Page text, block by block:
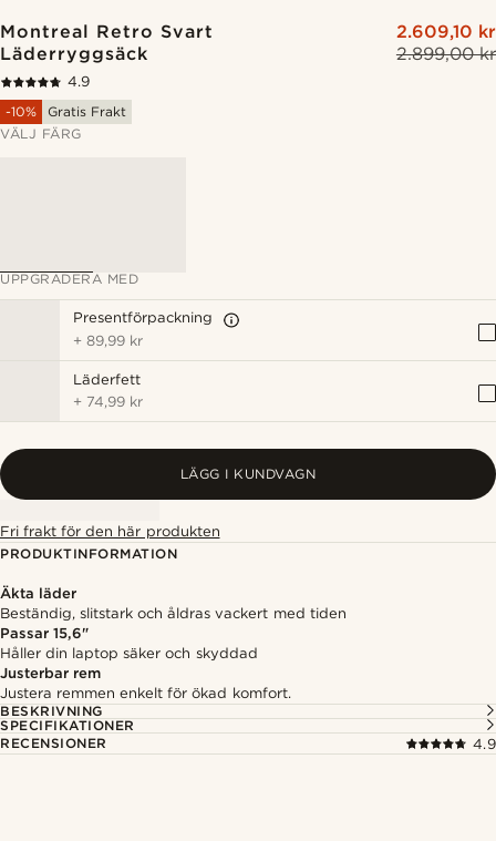
Montreal Retro Svart
Läderryggsäck
2.899,00 kr
2.609,10 kr
4.9
-10%
Gratis Frakt
VÄLJ FÄRG
UPPGRADERA MED
Presentförpackning
+89,99 kr
Läderfett
+ 74,99 kr
LÄGG I KUNDVAGN
Fri frakt för den här produkten
PRODUKTINFORMATION
Äkta läder
Beständig, slitstark och åldras vackert med tiden
Passar 15,6"
Håller din laptop säker och skyddad
Justerbar rem
Justera remmen enkelt för ökad komfort.
BESKRIVNING
SPECIFIKATIONER
RECENSIONER
4.9